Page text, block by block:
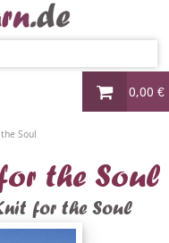
0,00 €
Soul
the Soul
for the Soul